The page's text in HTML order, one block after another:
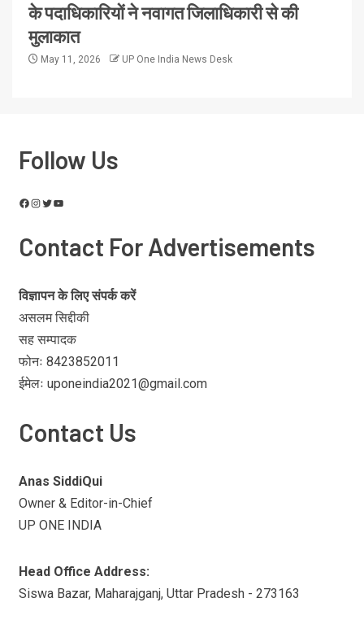
के पदाधिकारियों ने नवागत जिलाधिकारी से की
मुलाकात
May 11, 2026 UP One India News Desk
Follow Us
Contact For Advertisements
विज्ञापन के लिए संपर्क करें
असलम सिद्दीकी
सह सम्पादक
फोनः 8423852011
ईमेलः uponeindia2021@gmail.com
Contact Us
Anas SiddiQui
Owner & Editor-in-Chief
UP ONE INDIA
Head Office Address:
Siswa Bazar, Maharajganj, Uttar Pradesh - 273163